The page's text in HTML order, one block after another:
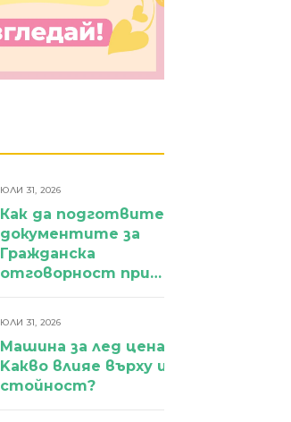
ЮЛИ 31, 2026
Как да подготвите
документите за
Гражданска
отговорност при
ЮЛИ 31, 2026
Машина за лед цена:
Kакво влияе върху избора и
стойност?